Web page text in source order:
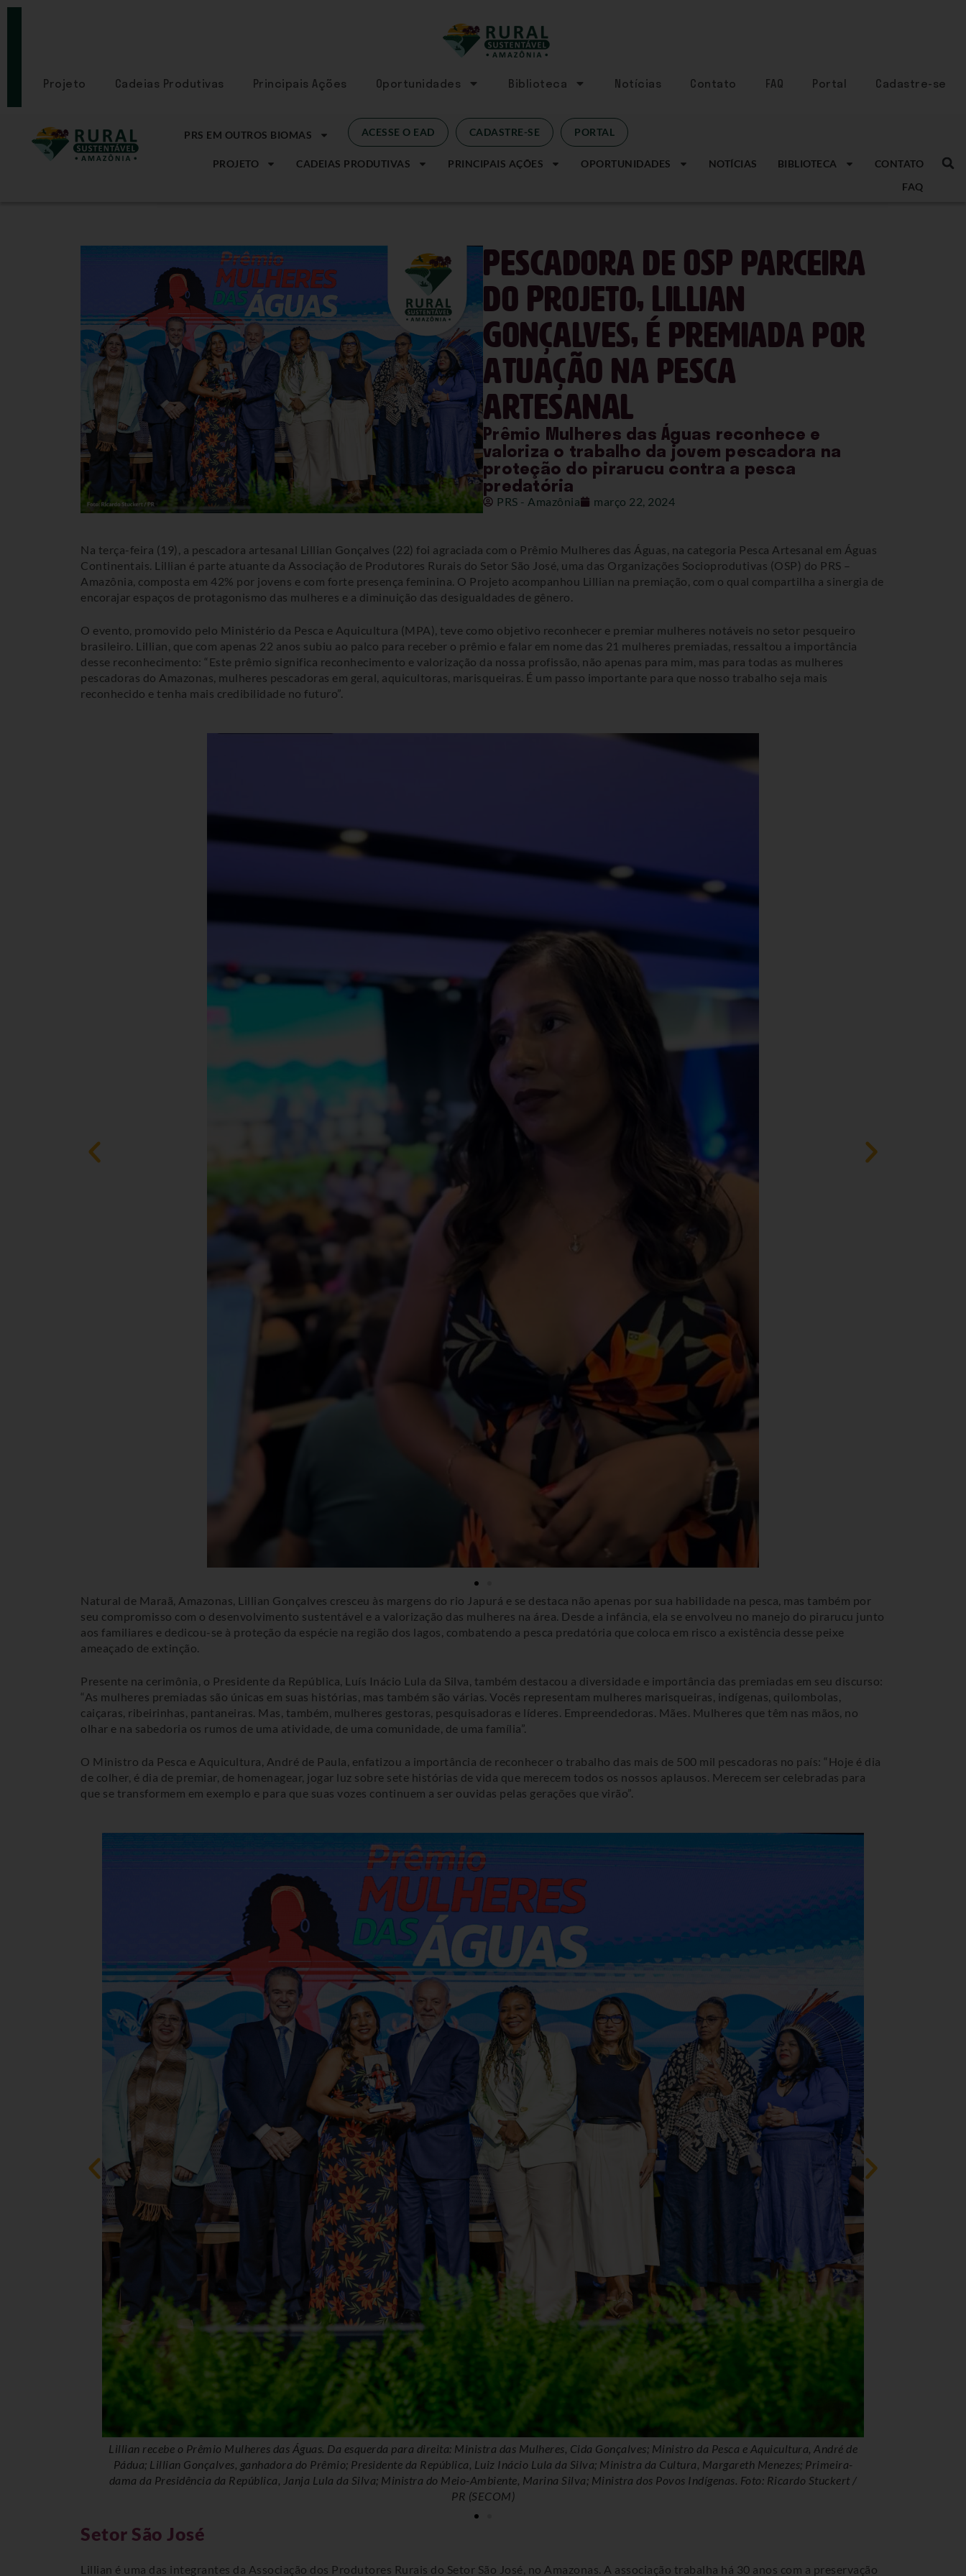
SE
Projeto Cadeias Produtivas Principais Ações Oportunidades Biblioteca Notícias Contato FAQ Portal Cadastre-se
PRS EM OUTROS BIOMAS ACESSE O EAD CADASTRE-SE PORTAL
PROJETO CADEIAS PRODUTIVAS PRINCIPAIS AÇÕES OPORTUNIDADES NOTÍCIAS BIBLIOTECA
CONTATO
FAQ
Pescadora de OSP parceira
do Projeto, Lillian
Gonçalves, é premiada por
atuação na pesca
artesanal
Prêmio Mulheres das Águas reconhece e
valoriza o trabalho da jovem pescadora na
proteção do pirarucu contra a pesca
predatória
PRS - Amazônia março 22, 2024
Na terça-feira (19), a pescadora artesanal Lillian Gonçalves (22) foi agraciada com o Prêmio Mulheres das Águas, na categoria Pesca Artesanal em Águas
Continentais. Lillian é parte atuante da Associação de Produtores Rurais do Setor São José, uma das Organizações Socioprodutivas (OSP) do PRS –
Amazônia, composta em 42% por jovens e com forte presença feminina. O Projeto acompanhou Lillian na premiação, com o qual compartilha a sinergia de
encorajar espaços de protagonismo das mulheres e a diminuição das desigualdades de gênero.
O evento, promovido pelo Ministério da Pesca e Aquicultura (MPA), teve como objetivo reconhecer e premiar mulheres notáveis no setor pesqueiro
brasileiro. Lillian, que com apenas 22 anos subiu ao palco para receber o prêmio e falar em nome das 21 mulheres premiadas, ressaltou a importância
desse reconhecimento: “Este prêmio significa reconhecimento e valorização da nossa profissão, não apenas para mim, mas para todas as mulheres
pescadoras do Amazonas, mulheres pescadoras em geral, aquicultoras, marisqueiras. É um passo importante para que nosso trabalho seja mais
reconhecido e tenha mais credibilidade no futuro”.
Natural de Maraã, Amazonas, Lillian Gonçalves cresceu às margens do rio Japurá e se destaca não apenas por sua habilidade na pesca, mas também por
seu compromisso com o desenvolvimento sustentável e a valorização das mulheres na área. Desde a infância, ela se envolveu no manejo do pirarucu junto
aos familiares e dedicou-se à proteção da espécie na região dos lagos, combatendo a pesca predatória que coloca em risco a existência desse peixe
ameaçado de extinção.
Presente na cerimônia, o Presidente da República, Luís Inácio Lula da Silva, também destacou a diversidade e importância das premiadas em seu discurso:
“As mulheres premiadas são únicas em suas histórias, mas também são várias. Vocês representam mulheres marisqueiras, indígenas, quilombolas,
caiçaras, ribeirinhas, pantaneiras. Mas, também, mulheres gestoras, pesquisadoras e líderes. Empreendedoras. Mães. Mulheres que têm nas mãos, no
olhar e na sabedoria os rumos de uma atividade, de uma comunidade, de uma família”.
O Ministro da Pesca e Aquicultura, André de Paula, enfatizou a importância de reconhecer o trabalho das mais de 500 mil pescadoras no país: “Hoje é dia
de colher, é dia de premiar, de homenagear, jogar luz sobre sete histórias de vida que merecem todos os nossos aplausos. Merecem ser celebradas para
que se transformem em exemplo e para que suas vozes continuem a ser ouvidas pelas gerações que virão”.
Homenagem às vencedoras da 1ª Edição do Prêmio Mulheres das Águas, no teatro do Hotel Royal Tulip Brasília Alvorada. Brasília - DF. Foto: Ricardo
Stuckert / PR (SECOM)
Setor São José
Lillian é uma das integrantes da Associação dos Produtores Rurais do Setor São José, no Amazonas. A associação trabalha há 30 anos com a preservação